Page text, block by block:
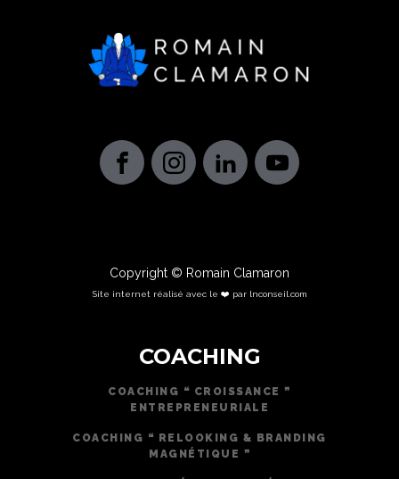
Copyright © Romain Clamaron
Site internet réalisé avec le ❤️ par lnconseil.com
COACHING
COACHING ❝ CROISSANCE ❞
ENTREPRENEURIALE
COACHING ❝ RELOOKING & BRANDING
MAGNÉTIQUE ❞